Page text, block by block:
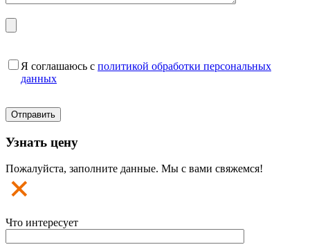
Я соглашаюсь с политикой обработки персональных
данных
Узнать цену
Пожалуйста, заполните данные. Мы с вами свяжемся!
Что интересует